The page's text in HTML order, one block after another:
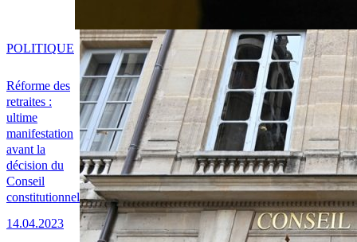
Réforme des
retraites :
ultime
manifestation
avant la
décision du
Conseil
constitutionnel
14.04.2023
POLITIQUE